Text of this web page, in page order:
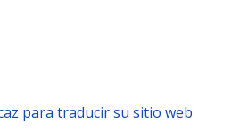
para traducir su sitio web